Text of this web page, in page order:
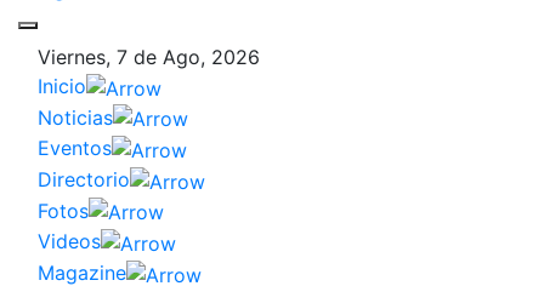
Viernes, 7 de Ago, 2026
Inicio
Noticias
Eventos
Directorio
Fotos
Videos
Magazine